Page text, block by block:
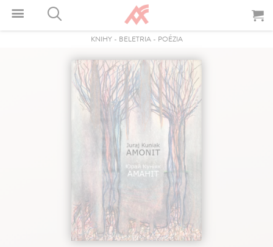
KNIHY- BELETRIA- POÉZIA